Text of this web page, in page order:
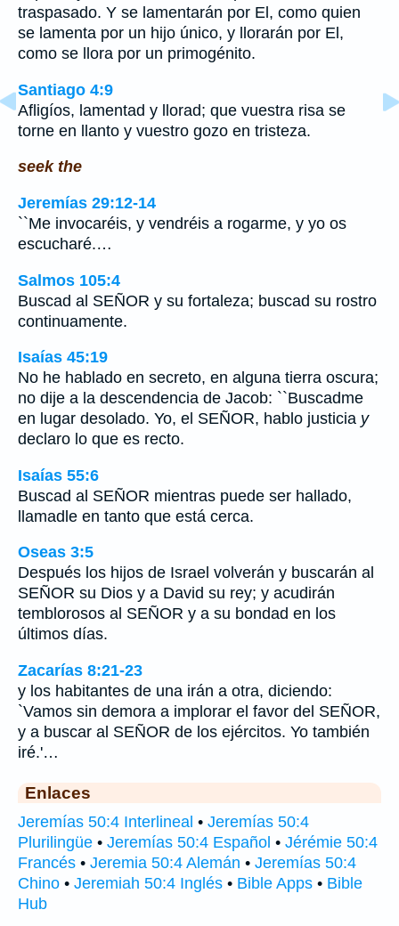
traspasado. Y se lamentarán por El, como quien
se lamenta por un hijo único, y llorarán por El,
como se llora por un primogénito.
Santiago 4:9
Afligíos, lamentad y llorad; que vuestra risa se
torne en llanto y vuestro gozo en tristeza.
seek the
Jeremías 29:12-14
``Me invocaréis, y vendréis a rogarme, y yo os
escucharé.…
Salmos 105:4
Buscad al SEÑOR y su fortaleza; buscad su rostro
continuamente.
Isaías 45:19
No he hablado en secreto, en alguna tierra oscura;
no dije a la descendencia de Jacob: ``Buscadme
en lugar desolado. Yo, el SEÑOR, hablo justicia y
declaro lo que es recto.
Isaías 55:6
Buscad al SEÑOR mientras puede ser hallado,
llamadle en tanto que está cerca.
Oseas 3:5
Después los hijos de Israel volverán y buscarán al
SEÑOR su Dios y a David su rey; y acudirán
temblorosos al SEÑOR y a su bondad en los
últimos días.
Zacarías 8:21-23
y los habitantes de una irán a otra, diciendo:
`Vamos sin demora a implorar el favor del SEÑOR,
y a buscar al SEÑOR de los ejércitos. Yo también
iré.'…
Enlaces
Jeremías 50:4 Interlineal • Jeremías 50:4
Plurilingüe • Jeremías 50:4 Español • Jérémie 50:4
Francés • Jeremia 50:4 Alemán • Jeremías 50:4
Chino • Jeremiah 50:4 Inglés • Bible Apps • Bible
Hub